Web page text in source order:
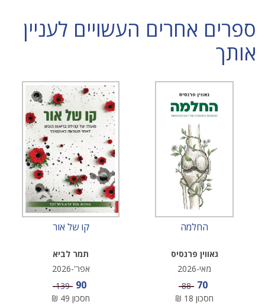
ספרים אחרים העשויים לעניין
אותך
החלמה
גאווין פרנסיס
מאי-2026
מחיר מבצע
70 מחיר
88
חסכון 18
₪
קו של אור
תמר לביא
אפר'-2026
מחיר מבצע
90 מחיר
139
חסכון 49
₪